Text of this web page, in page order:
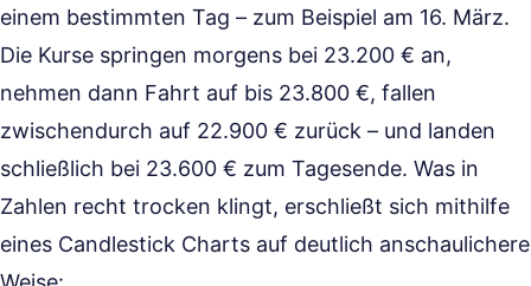
einem bestimmten Tag – zum Beispiel am 16. März.
Die Kurse springen morgens bei 23.200 € an,
nehmen dann Fahrt auf bis 23.800 €, fallen
zwischendurch auf 22.900 € zurück – und landen
schließlich bei 23.600 € zum Tagesende. Was in
Zahlen recht trocken klingt, erschließt sich mithilfe
eines Candlestick Charts auf deutlich anschaulichere